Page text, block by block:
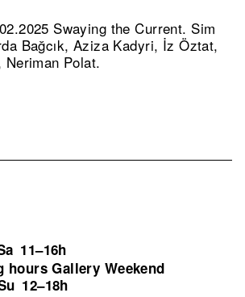
Swaying the Current. Sim
Bağcık, Aziza Kadyri, İz Öztat,
Neriman Polat.
11–16h
hours Gallery Weekend
12–18h